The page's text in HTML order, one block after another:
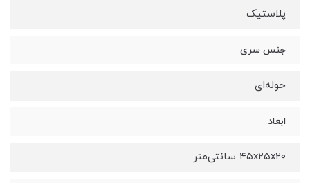
پلاستیک
جنس سری
حوله‌ای
ابعاد
۴۵x۲۵x۲۰ سانتی‌متر